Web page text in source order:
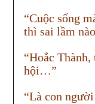
“Cuộc sống
thì sai lầm
“Hoắc
hội…”
“Là con